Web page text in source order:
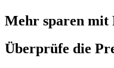
Mehr sparen
Überprüfe die